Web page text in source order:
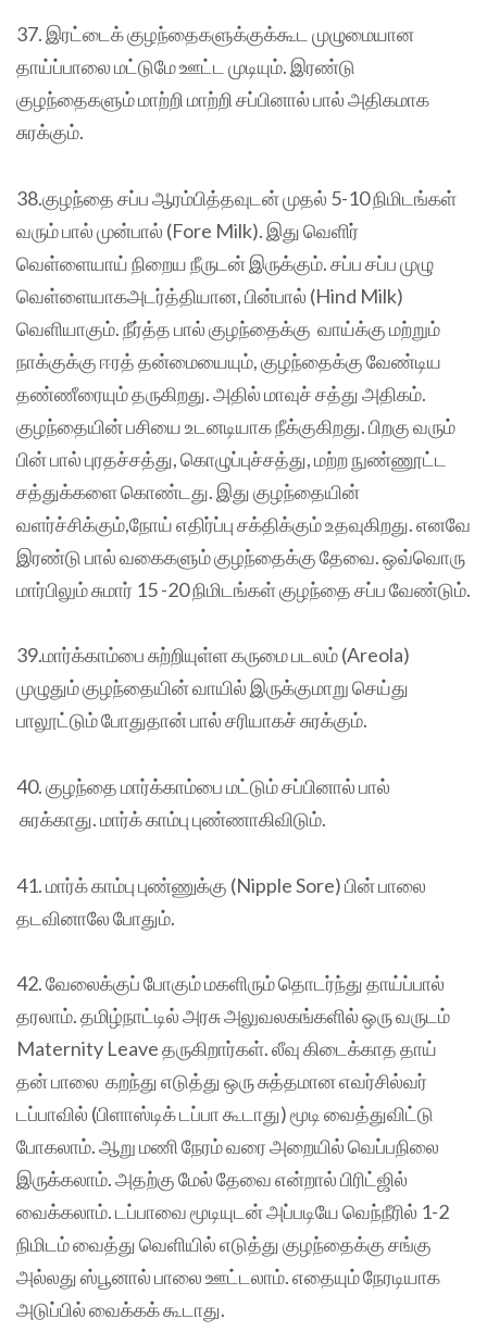
37. இரட்டைக் குழந்தைகளுக்குக்கூட முழுமையான
தாய்ப்பாலை மட்டுமே ஊட்ட முடியும். இரண்டு
குழந்தைகளும் மாற்றி மாற்றி சப்பினால் பால் அதிகமாக
சுரக்கும்.
38.குழந்தை சப்ப ஆரம்பித்தவுடன் முதல் 5-10 நிமிடங்கள்
வரும் பால் முன்பால் (Fore Milk). இது வெளிர்
வெள்ளையாய் நிறைய நீருடன் இருக்கும். சப்ப சப்ப முழு
வெள்ளையாகஅடர்த்தியான, பின்பால் (Hind Milk)
வெளியாகும். நீர்த்த பால் குழந்தைக்கு வாய்க்கு மற்றும்
நாக்குக்கு ஈரத் தன்மையையும், குழந்தைக்கு வேண்டிய
தண்ணீரையும் தருகிறது. அதில் மாவுச் சத்து அதிகம்.
குழந்தையின் பசியை உடனடியாக நீக்குகிறது. பிறகு வரும்
பின் பால் புரதச்சத்து, கொழுப்புச்சத்து, மற்ற நுண்ணூட்ட
சத்துக்களை கொண்டது. இது குழந்தையின்
வளர்ச்சிக்கும்,நோய் எதிர்ப்பு சக்திக்கும் உதவுகிறது. எனவே
இரண்டு பால் வகைகளும் குழந்தைக்கு தேவை. ஒவ்வொரு
மார்பிலும் சுமார் 15 -20 நிமிடங்கள் குழந்தை சப்ப வேண்டும்.
39.மார்க்காம்பை சுற்றியுள்ள கருமை படலம் (Areola)
முழுதும் குழந்தையின் வாயில் இருக்குமாறு செய்து
பாலூட்டும் போதுதான் பால் சரியாகச் சுரக்கும்.
40. குழந்தை மார்க்காம்பை மட்டும் சப்பினால் பால்
சுரக்காது. மார்க் காம்பு புண்ணாகிவிடும்.
41. மார்க் காம்பு புண்ணுக்கு (Nipple Sore) பின் பாலை
தடவினாலே போதும்.
42. வேலைக்குப் போகும் மகளிரும் தொடர்ந்து தாய்ப்பால்
தரலாம். தமிழ்நாட்டில் அரசு அலுவலகங்களில் ஒரு வருடம்
Maternity Leave தருகிறார்கள். லீவு கிடைக்காத தாய்
தன் பாலை கறந்து எடுத்து ஒரு சுத்தமான எவர்சில்வர்
டப்பாவில் (பிளாஸ்டிக் டப்பா கூடாது) மூடி வைத்துவிட்டு
போகலாம். ஆறு மணி நேரம் வரை அறையில் வெப்பநிலை
இருக்கலாம். அதற்கு மேல் தேவை என்றால் பிரிட்ஜில்
வைக்கலாம். டப்பாவை மூடியுடன் அப்படியே வெந்நீரில் 1-2
நிமிடம் வைத்து வெளியில் எடுத்து குழந்தைக்கு சங்கு
அல்லது ஸ்பூனால் பாலை ஊட்டலாம். எதையும் நேரடியாக
அடுப்பில் வைக்கக் கூடாது.